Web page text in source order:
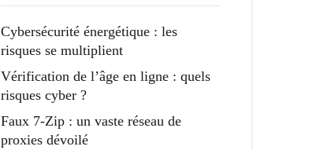
Cybersécurité énergétique : les
risques se multiplient
Vérification de l’âge en ligne : quels
risques cyber ?
Faux 7-Zip : un vaste réseau de
proxies dévoilé